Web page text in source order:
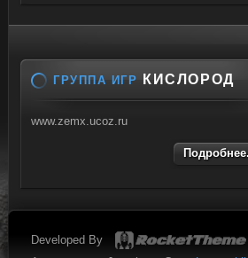
ГРУППА ИГР КИСЛОРОД
www.zemx.ucoz.ru
Developed By